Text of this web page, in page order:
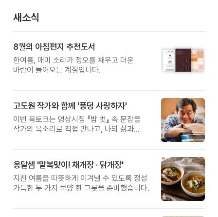
새소식
8월의 아침편지 추천도서
한여름, 매미 소리가 정오를 채우고 더운
바람이 들어오는 계절입니다.
고도원 작가와 함께 '풍덩 사랑하자'
이번 북토크는 명상시집 『밥 벗』 속 문장을
작가의 목소리로 직접 만나고, 나의 삶과
옹달샘 '말복맞이! 채개장 · 닭개장'
지친 여름을 따뜻하게 이겨낼 수 있도록 정성
가득한 두 가지 보양 한 그릇을 준비했습니다.